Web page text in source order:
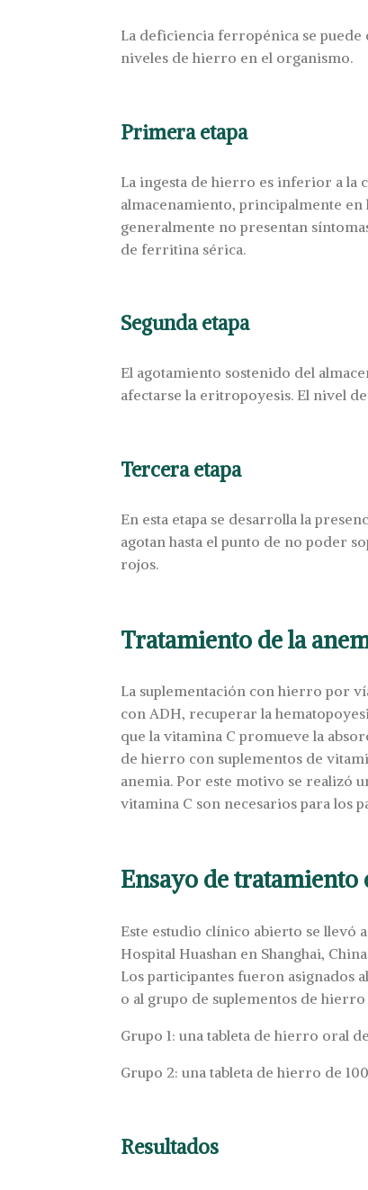
La deficiencia ferropénica se
niveles de hierro en el organismo.
Primera etapa
La ingesta de hierro es inferior a la
almacenamiento, principalmente en
generalmente no presentan
de ferritina sérica.
Segunda etapa
El agotamiento sostenido del
afectarse la eritropoyesis. El nivel
Tercera etapa
En esta etapa se desarrollala
agotan hasta el punto de no poder
rojos.
Tratamiento de la
La suplementación con hierro por
con ADH, recuperar la
que la vitamina C promueve la
de hierro con suplementos de
anemia. Por este motivo se realizó
vitamina C son necesarios para los
Ensayo de
Este estudio clínico abierto se llevó
Hospital Huashan en Shanghai,
Los participantes fueron asignados
o al grupo de suplementos de
Grupo 1: una tableta de hierro oral
Grupo 2: una tableta de hierro de
Resultados